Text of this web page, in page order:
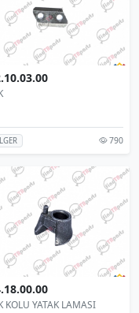
790
KOLU YATAK LAMASI